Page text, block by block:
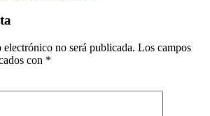
no será publicada. Los campos
con *